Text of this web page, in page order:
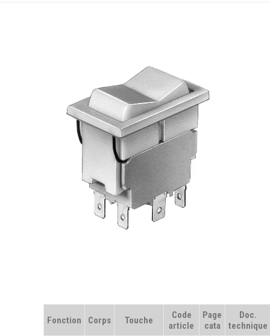
Fonction Corps Touche
Code
article
Page
cata
Doc.
technique